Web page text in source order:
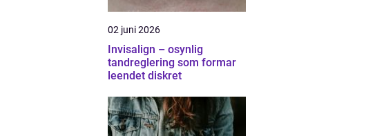
02 juni 2026
Invisalign – osynlig
tandreglering som formar
leendet diskret